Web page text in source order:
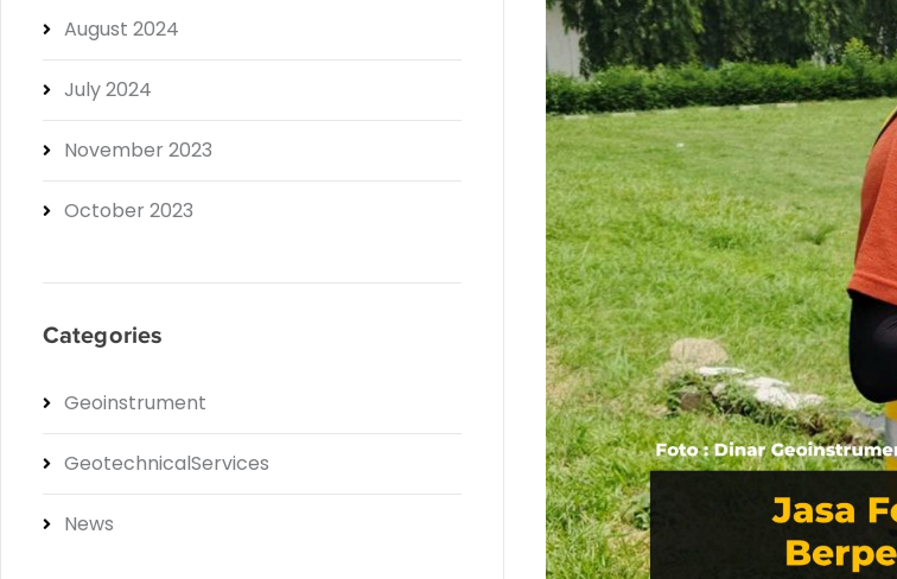
August 2024
July 2024
November 2023
October 2023
Categories
Geoinstrument
GeotechnicalServices
News